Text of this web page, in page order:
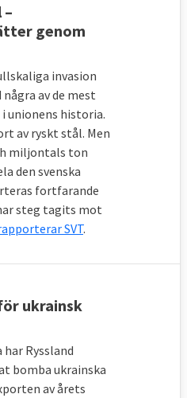
genom
invasion
några av de mest
unionens historia.
av ryskt stål. Men
miljontals ton
den svenska
fortfarande
steg tagits mot
SVT.
ukrainsk
har Ryssland
bomba ukrainska
av årets